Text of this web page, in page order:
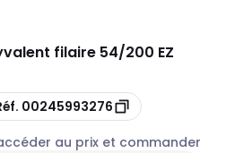
filaire 54/200 EZ
00245993276
au prix et commander